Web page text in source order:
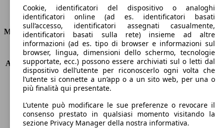
Consumi
Motore e Prestazioni
KW (PS)
110 kW (150 PS)
Accelerazione (0-100 km/h) 8.5s
Velocità massima (km/h)
210 km/h
Numero di marce
6
Cilindrata
1997 ccm
Carburante
Diesel
Cookie, identificatori del dispositivo o analoghi
identificatori online (ad es. identificatori basati
sull’accesso, identificatori assegnati casualmente,
identificatori basati sulla rete) insieme ad altre
informazioni (ad es. tipo di browser e informazioni sul
browser, lingua, dimensioni dello schermo, tecnologie
supportate, ecc.) possono essere archiviati sul o letti dal
dispositivo dell’utente per riconoscerlo ogni volta che
l’utente si connette a un’app o a un sito web, per una o
più finalità qui presentate.
L’utente può modificare le sue preferenze o revocare il
consenso prestato in qualsiasi momento visitando la
sezione Privacy Manager della nostra informativa.